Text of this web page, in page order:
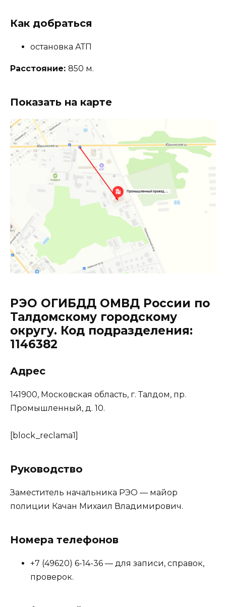
Как добраться
остановка АТП
Расстояние: 850 м.
Показать на карте
РЭО ОГИБДД ОМВД России по
Талдомскому городскому
округу. Код подразделения:
1146382
Адрес
141900, Московская область, г. Талдом, пр.
Промышленный, д. 10.
[block_reclama1]
Руководство
Заместитель начальника РЭО — майор
полиции Качан Михаил Владимирович.
Номера телефонов
+7 (49620) 6-14-36 — для записи, справок,
проверок.